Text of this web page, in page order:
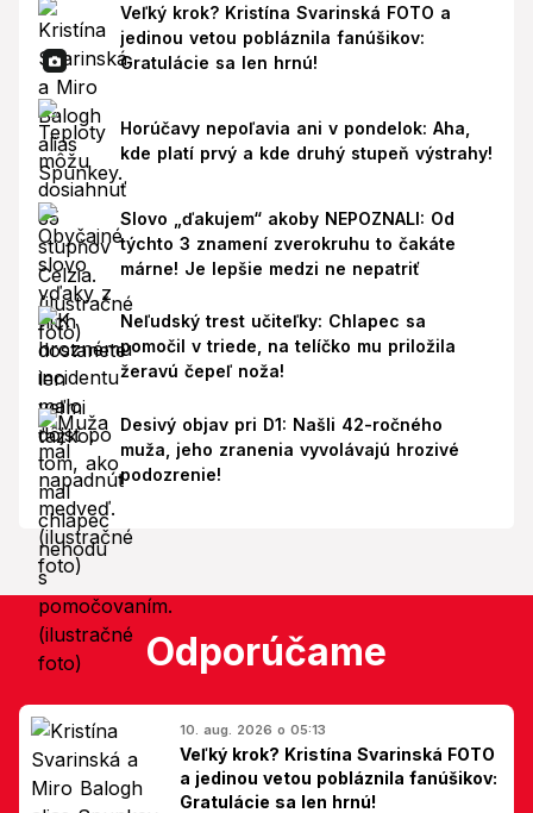
Veľký krok? Kristína Svarinská FOTO a
jedinou vetou pobláznila fanúšikov:
Gratulácie sa len hrnú!
Horúčavy nepoľavia ani v pondelok: Aha,
kde platí prvý a kde druhý stupeň výstrahy!
Slovo „ďakujem“ akoby NEPOZNALI: Od
týchto 3 znamení zverokruhu to čakáte
márne! Je lepšie medzi ne nepatriť
Neľudský trest učiteľky: Chlapec sa
pomočil v triede, na telíčko mu priložila
žeravú čepeľ noža!
Desivý objav pri D1: Našli 42-ročného
muža, jeho zranenia vyvolávajú hrozivé
podozrenie!
Odporúčame
10. aug. 2026 o 05:13
Veľký krok? Kristína Svarinská FOTO
a jedinou vetou pobláznila fanúšikov:
Gratulácie sa len hrnú!